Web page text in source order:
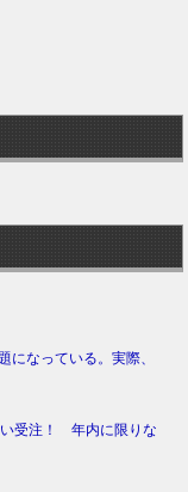
になっている。実際、
受注！ 年内に限りな